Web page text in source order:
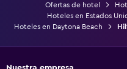
Ofertas de hotel
Hoteles en Estados
Hoteles en Daytona Beach